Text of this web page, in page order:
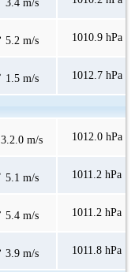
3.4 m/s
5.2 m/s 1010.9 hPa
1.5 m/s 1012.7 hPa
3.2.0 m/s 1012.0 hPa
5.1 m/s 1011.2 hPa
5.4 m/s 1011.2 hPa
3.9 m/s 1011.8 hPa